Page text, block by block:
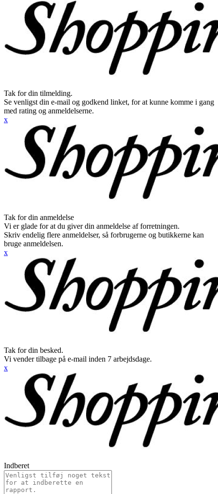
Tak for din tilmelding.
Se venligst din e-mail og godkend linket, for at kunne komme i gang
med rating og anmeldelserne.
x
Tak for din anmeldelse
Vi er glade for at du giver din anmeldelse af forretningen.
Skriv endelig flere anmeldelser, så forbrugerne og butikkerne kan
bruge anmeldelsen.
x
Tak for din besked.
Vi vender tilbage på e-mail inden 7 arbejdsdage.
x
Indberet